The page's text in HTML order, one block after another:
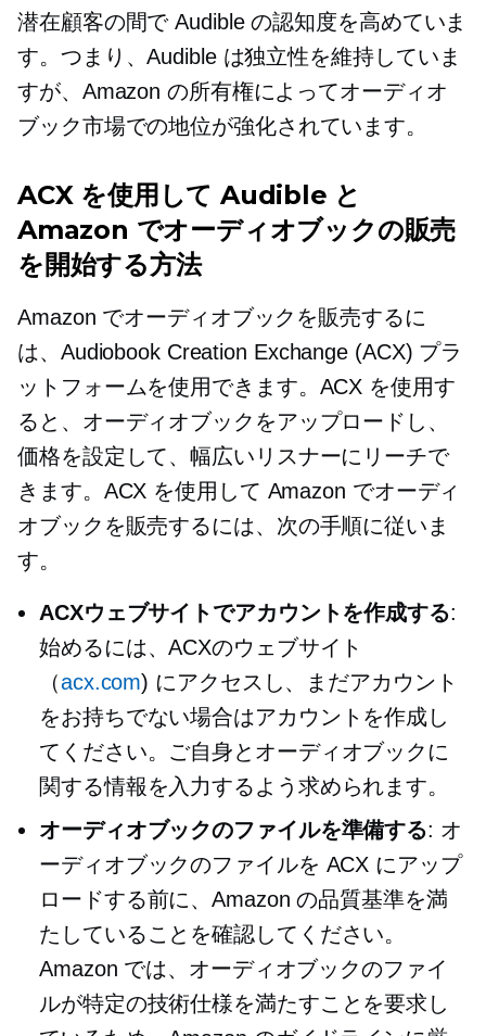
潜在顧客の間で Audible の認知度を高めていま
す。つまり、Audible は独立性を維持していま
すが、Amazon の所有権によってオーディオ
ブック市場での地位が強化されています。
ACX を使用して Audible と
Amazon でオーディオブックの販売
を開始する方法
Amazon でオーディオブックを販売するに
は、Audiobook Creation Exchange (ACX) プラ
ットフォームを使用できます。ACX を使用す
ると、オーディオブックをアップロードし、
価格を設定して、幅広いリスナーにリーチで
きます。ACX を使用して Amazon でオーディ
オブックを販売するには、次の手順に従いま
す。
ACXウェブサイトでアカウントを作成する:
始めるには、ACXのウェブサイト
（acx.com) にアクセスし、まだアカウント
をお持ちでない場合はアカウントを作成し
てください。ご自身とオーディオブックに
関する情報を入力するよう求められます。
オーディオブックのファイルを準備する: オ
ーディオブックのファイルを ACX にアップ
ロードする前に、Amazon の品質基準を満
たしていることを確認してください。
Amazon では、オーディオブックのファイ
ルが特定の技術仕様を満たすことを要求し